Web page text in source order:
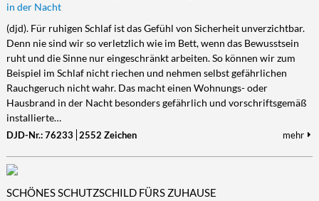
in der Nacht
(djd). Für ruhigen Schlaf ist das Gefühl von Sicherheit unverzichtbar.
Denn nie sind wir so verletzlich wie im Bett, wenn das Bewusstsein
ruht und die Sinne nur eingeschränkt arbeiten. So können wir zum
Beispiel im Schlaf nicht riechen und nehmen selbst gefährlichen
Rauchgeruch nicht wahr. Das macht einen Wohnungs- oder
Hausbrand in der Nacht besonders gefährlich und vorschriftsgemäß
installierte…
DJD-Nr.: 76233 2552 Zeichen mehr
SCHÖNES SCHUTZSCHILD FÜRS ZUHAUSE